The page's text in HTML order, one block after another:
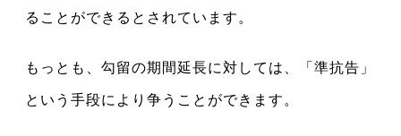
ることができるとされています。
もっとも、勾留の期間延長に対しては、「準抗告」
という手段により争うことができます。